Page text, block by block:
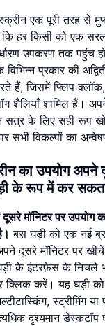
एक पूरी तरह से
कि हर किसी को एक
उपकरण तक पहुंच
प्रकार की
हैं, जिसमें फ्लिप
शैलियाँ शामिल हैं।
सत्र के लिए सही रूप
सभी विकल्पों का
का उपयोग अपने
के रूप में कर
मॉनिटर पर उपयोग
बस घड़ी को एक नई
दूसरे मॉनिटर पर
के इंटरफ़ेस के निचले
करें। यह घड़ी को
स्ट्रीमिंग या
दृश्यमानडेस्कटॉप